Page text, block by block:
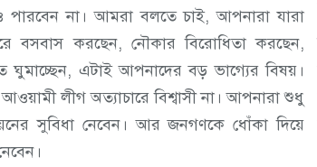
পারবেন না। আমরা বলতে চাই, আপনারা যারা
বসবাস করছেন, নৌকার বিরোধিতা করছেন,
ঘুমাচ্ছেন, এটাই আপনাদের বড় ভাগ্যের বিষয়।
লীগ অত্যাচারে বিশ্বাসী না। আপনারা শুধু
সুবিধা নেবেন। আর জনগণকে ধোঁকা দিয়ে